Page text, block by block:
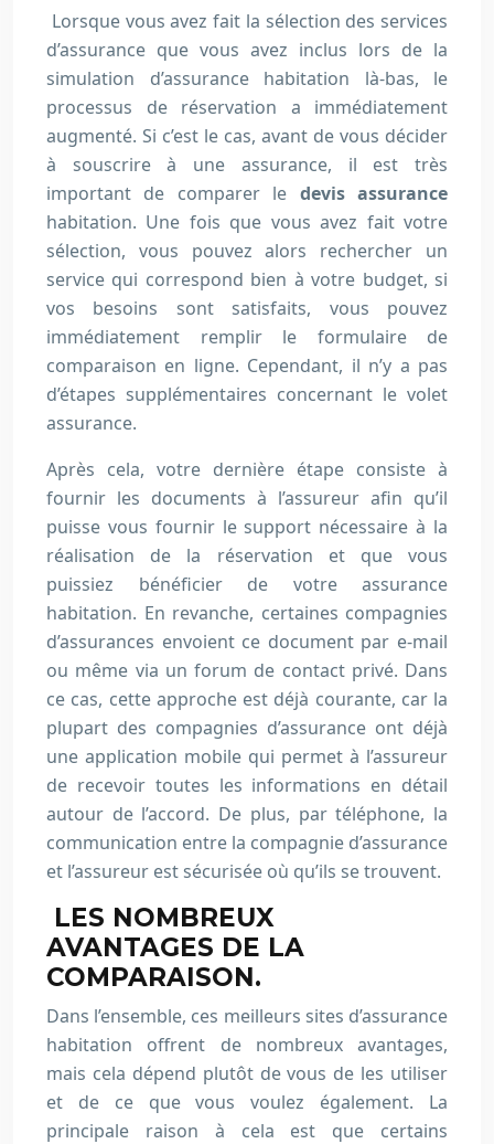
Lorsque vous avez fait la sélection des services
d’assurance que vous avez inclus lors de la
simulation d’assurance habitation là-bas, le
processus de réservation a immédiatement
augmenté. Si c’est le cas, avant de vous décider
à souscrire à une assurance, il est très
important de comparer le devis assurance
habitation. Une fois que vous avez fait votre
sélection, vous pouvez alors rechercher un
service qui correspond bien à votre budget, si
vos besoins sont satisfaits, vous pouvez
immédiatement remplir le formulaire de
comparaison en ligne. Cependant, il n’y a pas
d’étapes supplémentaires concernant le volet
assurance.
Après cela, votre dernière étape consiste à
fournir les documents à l’assureur afin qu’il
puisse vous fournir le support nécessaire à la
réalisation de la réservation et que vous
puissiez bénéficier de votre assurance
habitation. En revanche, certaines compagnies
d’assurances envoient ce document par e-mail
ou même via un forum de contact privé. Dans
ce cas, cette approche est déjà courante, car la
plupart des compagnies d’assurance ont déjà
une application mobile qui permet à l’assureur
de recevoir toutes les informations en détail
autour de l’accord. De plus, par téléphone, la
communication entre la compagnie d’assurance
et l’assureur est sécurisée où qu’ils se trouvent.
LES NOMBREUX
AVANTAGES DE LA
COMPARAISON.
Dans l’ensemble, ces meilleurs sites d’assurance
habitation offrent de nombreux avantages,
mais cela dépend plutôt de vous de les utiliser
et de ce que vous voulez également. La
principale raison à cela est que certains